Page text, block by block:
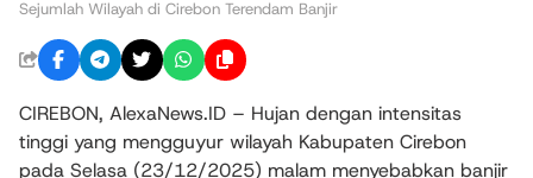
Sejumlah Wilayah di Cirebon Terendam Banjir
CIREBON, AlexaNews.ID – Hujan dengan intensitas
tinggi yang mengguyur wilayah Kabupaten Cirebon
pada Selasa (23/12/2025) malam menyebabkan banjir